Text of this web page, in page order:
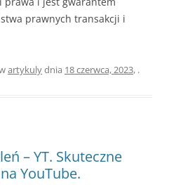
prawnych transakcji i
artykulydnia 18 czerwca, 2023, .
– YT. Skuteczne
YouTube.